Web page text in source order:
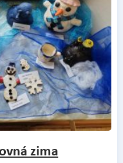
zima